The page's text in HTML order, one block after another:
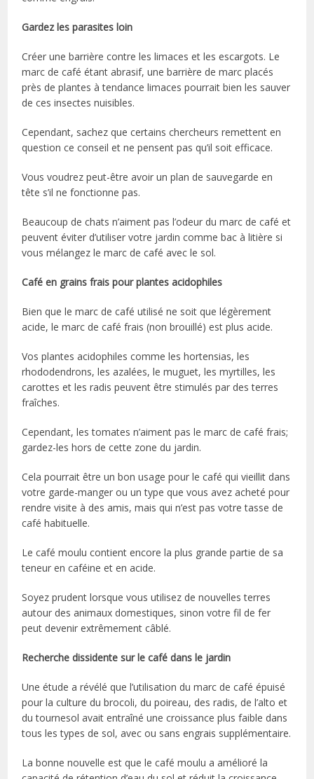
Gardez les parasites loin
Créer une barrière contre les limaces et les escargots. Le
marc de café étant abrasif, une barrière de marc placés
près de plantes à tendance limaces pourrait bien les sauver
de ces insectes nuisibles.
Cependant, sachez que certains chercheurs remettent en
question ce conseil et ne pensent pas qu’il soit efficace.
Vous voudrez peut-être avoir un plan de sauvegarde en
tête s’il ne fonctionne pas.
Beaucoup de chats n’aiment pas l’odeur du marc de café et
peuvent éviter d’utiliser votre jardin comme bac à litière si
vous mélangez le marc de café avec le sol.
Café en grains frais pour plantes acidophiles
Bien que le marc de café utilisé ne soit que légèrement
acide, le marc de café frais (non brouillé) est plus acide.
Vos plantes acidophiles comme les hortensias, les
rhododendrons, les azalées, le muguet, les myrtilles, les
carottes et les radis peuvent être stimulés par des terres
fraîches.
Cependant, les tomates n’aiment pas le marc de café frais;
gardez-les hors de cette zone du jardin.
Cela pourrait être un bon usage pour le café qui vieillit dans
votre garde-manger ou un type que vous avez acheté pour
rendre visite à des amis, mais qui n’est pas votre tasse de
café habituelle.
Le café moulu contient encore la plus grande partie de sa
teneur en caféine et en acide.
Soyez prudent lorsque vous utilisez de nouvelles terres
autour des animaux domestiques, sinon votre fil de fer
peut devenir extrêmement câblé.
Recherche dissidente sur le café dans le jardin
Une étude a révélé que l’utilisation du marc de café épuisé
pour la culture du brocoli, du poireau, des radis, de l’alto et
du tournesol avait entraîné une croissance plus faible dans
tous les types de sol, avec ou sans engrais supplémentaire.
La bonne nouvelle est que le café moulu a amélioré la